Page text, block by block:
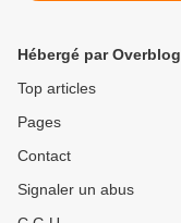
Hébergé par Overblog
Top articles
Pages
Contact
Signaler un abus